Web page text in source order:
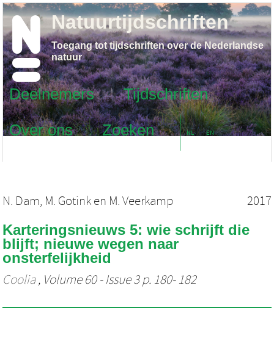
Deelnemers
Tijdschriften
Over ons
Zoeken NL EN
Natuurtijdschriften
Toegang tot tijdschriften over de Nederlandse
natuur
N. Dam, M. Gotink en M. Veerkamp 2017
Karteringsnieuws 5: wie schrijft die
blijft; nieuwe wegen naar
onsterfelijkheid
Coolia, Volume 60 - Issue 3 p. 180- 182